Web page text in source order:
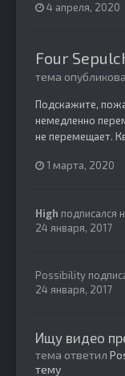
4 апреля, 2020
Four
тема
Подскажите,
немедленно
не перемещает.
1 марта, 2020
High подписался
24 января, 2017
Possibility
24 января, 2017
Ищу видео
тема ответил
тему